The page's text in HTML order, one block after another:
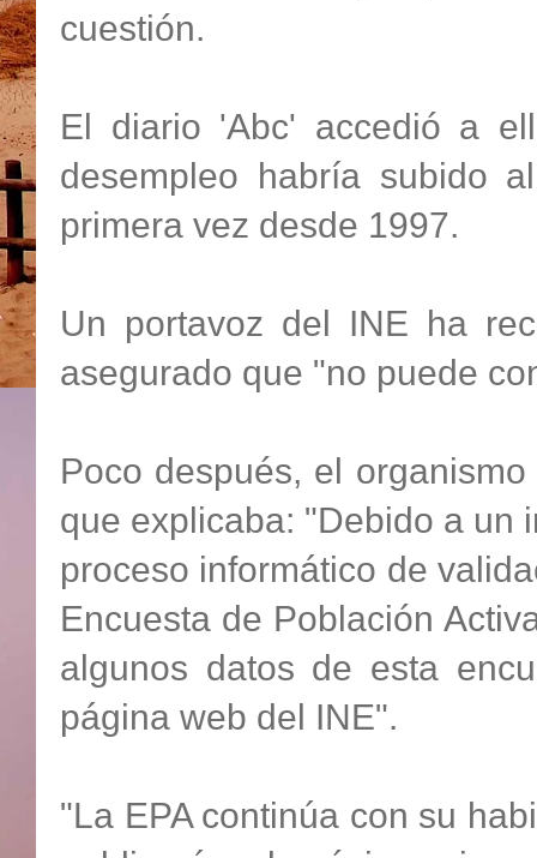
cuestión.
El diario 'Abc' accedió a
desempleo habría subido
primera vez desde 1997.
Un portavoz del INE ha
asegurado que "no puede
Poco después, el
que explicaba: "Debido a un
proceso informático de
Encuesta de Población
algunos datos de esta
página web del INE".
"La EPA continúa con su